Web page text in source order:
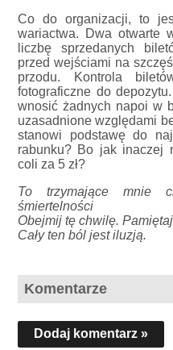
Co do organizacji, to
wariactwa. Dwa otwarte
liczbę sprzedanych
przed wejściami na
przodu. Kontrola
fotograficzne do
wnosić żadnych napoi w
uzasadnione względami
stanowi podstawę do
rabunku? Bo jak inaczej
coli za 5 zł?
To trzymające mnie
śmiertelności
Obejmij tę chwilę.
Cały ten ból jest iluzją.
Komentarze
Dodaj komentarz »